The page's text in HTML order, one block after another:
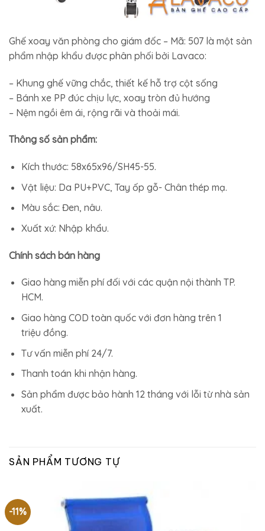
Ghế xoay văn phòng cho giám đốc – Mã: 507 là một sản
phẩm nhập khẩu được phân phối bởi Lavaco:
– Khung ghế vững chắc, thiết kế hỗ trợ cột sống
– Bánh xe PP đúc chịu lực, xoay tròn đủ hướng
– Nệm ngồi êm ái, rộng rãi và thoải mái.
Thông số sản phẩm:
Kích thước: 58x65x96/SH45-55.
Vật liệu: Da PU+PVC, Tay ốp gỗ- Chân thép mạ.
Màu sắc: Đen, nâu.
Xuất xứ: Nhập khẩu.
Chính sách bán hàng
Giao hàng miễn phí đối với các quận nội thành TP.
HCM.
Giao hàng COD toàn quốc với đơn hàng trên 1
triệu đồng.
Tư vấn miễn phí 24/7.
Thanh toán khi nhận hàng.
Sản phẩm được bảo hành 12 tháng với lỗi từ nhà sản
xuất.
SẢN PHẨM TƯƠNG TỰ
-11%